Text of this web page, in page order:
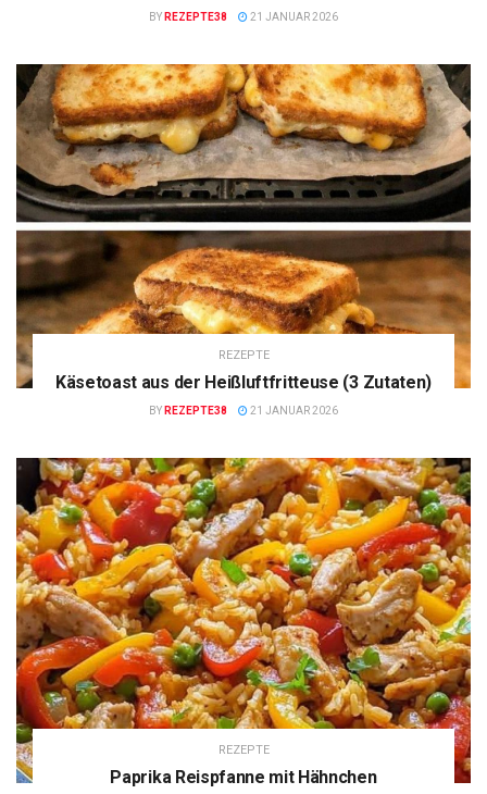
BY REZEPTE38 21 JANUAR 2026
REZEPTE
Käsetoast aus der Heißluftfritteuse (3 Zutaten)
BY REZEPTE38 21 JANUAR 2026
REZEPTE
Paprika Reispfanne mit Hähnchen